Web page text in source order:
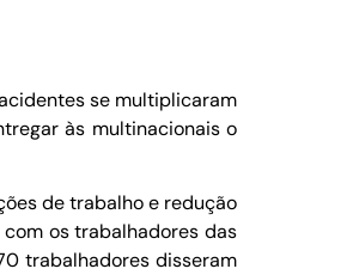
se multiplicaram
às multinacionais o
de trabalho e redução
os trabalhadores das
trabalhadores disseram